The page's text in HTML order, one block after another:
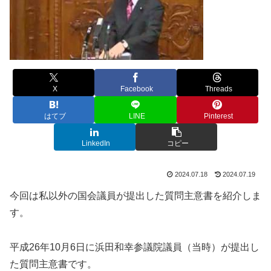
X Facebook Threads
はてブ LINE Pinterest
LinkedIn コピー
2024.07.18 2024.07.19
今回は私以外の国会議員が提出した質問主意書を紹介しま
す。
平成26年10月6日に浜田和幸参議院議員（当時）が提出し
た質問主意書です。